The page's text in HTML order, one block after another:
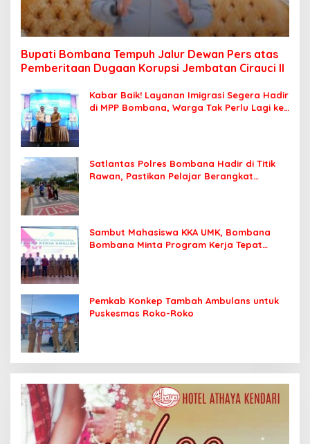
Bupati Bombana Tempuh Jalur Dewan Pers atas
Pemberitaan Dugaan Korupsi Jembatan Cirauci II
Kabar Baik! Layanan Imigrasi Segera Hadir
di MPP Bombana, Warga Tak Perlu Lagi ke
Satlantas Polres Bombana Hadir di Titik
Rawan, Pastikan Pelajar Berangkat
Sambut Mahasiswa KKA UMK, Bombana
Bombana Minta Program Kerja Tepat
Pemkab Konkep Tambah Ambulans untuk
Puskesmas Roko-Roko